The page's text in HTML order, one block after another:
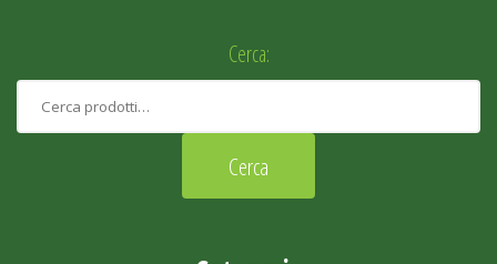
Cerca: